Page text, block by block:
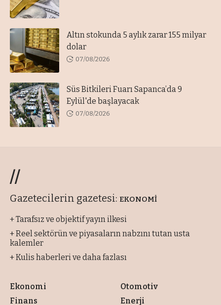
Altın stokunda 5 aylık zarar 155 milyar
dolar
07/08/2026
Süs Bitkileri Fuarı Sapanca’da 9
Eylül'de başlayacak
07/08/2026
//
Gazetecilerin gazetesi: EKONOMİ
+ Tarafsız ve objektif yayın ilkesi
+ Reel sektörün ve piyasaların nabzını tutan usta
kalemler
+ Kulis haberleri ve daha fazlası
Ekonomi
Finans
Otomotiv
Enerji